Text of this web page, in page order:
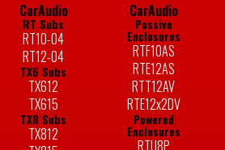
CarAudio
RT Subs
RT10-04
RT12-04
TX6 Subs
TX612
TX615
TX8 Subs
TX812
CarAudio
Passive
Enclosures
RTF10AS
RTE12AS
RTT12AV
RTE12x2DV
Powered
Enclosures